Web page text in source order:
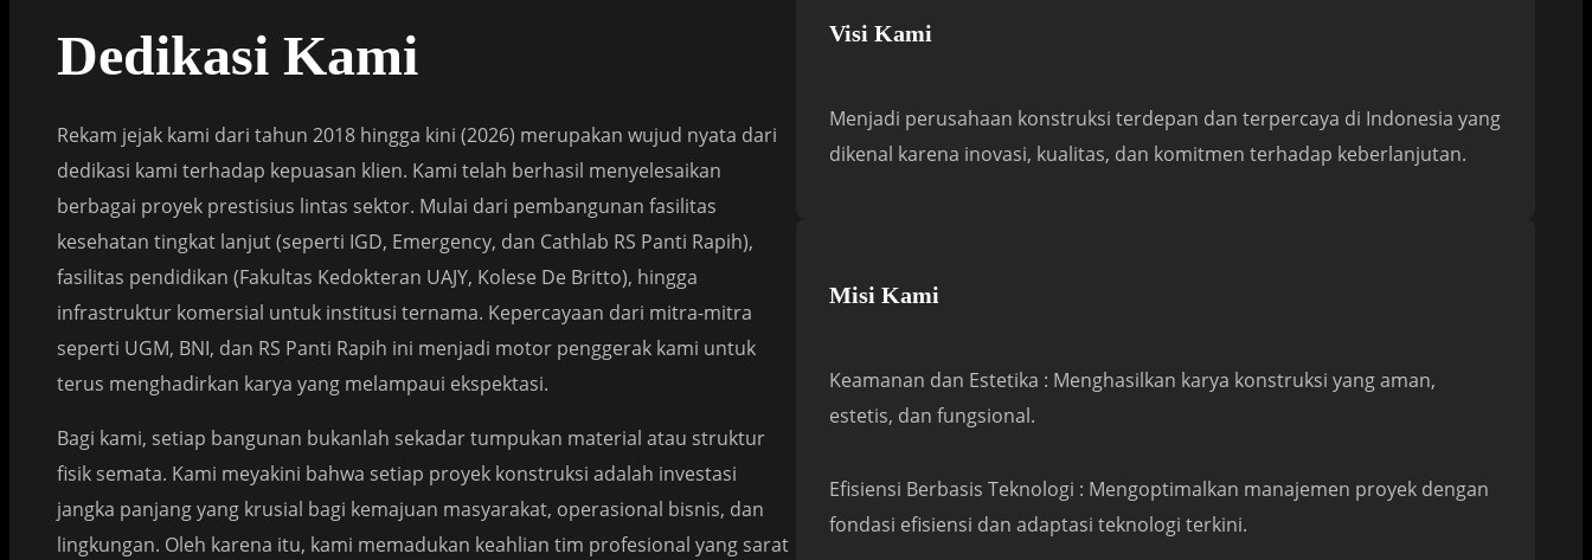
Dedikasi Kami
Rekam jejak kami dari tahun 2018 hingga kini (2026) merupakan wujud nyata dari
dedikasi kami terhadap kepuasan klien. Kami telah berhasil menyelesaikan
berbagai proyek prestisius lintas sektor. Mulai dari pembangunan fasilitas
kesehatan tingkat lanjut (seperti IGD, Emergency, dan Cathlab RS Panti Rapih),
fasilitas pendidikan (Fakultas Kedokteran UAJY, Kolese De Britto), hingga
infrastruktur komersial untuk institusi ternama. Kepercayaan dari mitra-mitra
seperti UGM, BNI, dan RS Panti Rapih ini menjadi motor penggerak kami untuk
terus menghadirkan karya yang melampaui ekspektasi.
Bagi kami, setiap bangunan bukanlah sekadar tumpukan material atau struktur
fisik semata. Kami meyakini bahwa setiap proyek konstruksi adalah investasi
jangka panjang yang krusial bagi kemajuan masyarakat, operasional bisnis, dan
lingkungan. Oleh karena itu, kami memadukan keahlian tim profesional yang sarat
Visi Kami
Menjadi perusahaan konstruksi terdepan dan terpercaya di Indonesia yang
dikenal karena inovasi, kualitas, dan komitmen terhadap keberlanjutan.
Misi Kami
Keamanan dan Estetika : Menghasilkan karya konstruksi yang aman,
estetis, dan fungsional.
Efisiensi Berbasis Teknologi : Mengoptimalkan manajemen proyek dengan
fondasi efisiensi dan adaptasi teknologi terkini.